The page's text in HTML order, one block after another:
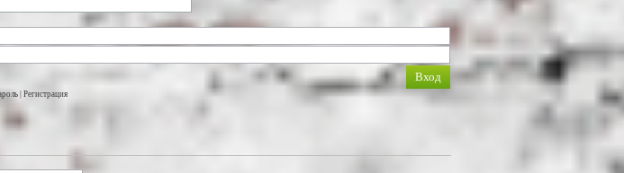
Регистрация